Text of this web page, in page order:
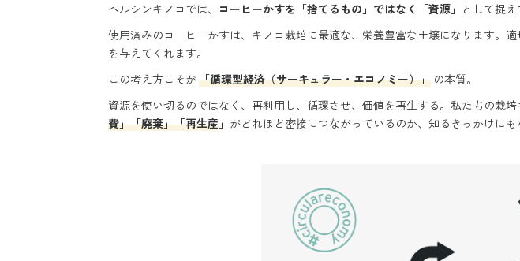
ヘルシンキノコでは、 コーヒーかすを「捨てるもの」ではなく「資源」 として捉え
使用済みのコーヒーかすは、キノコ栽培に最適な、栄養豊富な土壌になります。
を与えてくれます。
この考え方こそが「循環型経済（サーキュラー・エコノミー）」 の本質。
資源を使い切るのではなく、再利用し、循環させ、価値を再生する。私たちの栽
費」「廃棄」「再生産 」 がどれほど密接につながっているのか、知るきっかけにも